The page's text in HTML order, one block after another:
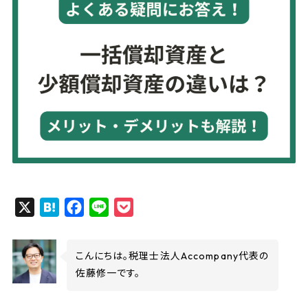
H
e
e
k
こんにちは。税理士法人Accompany代表の
佐藤修一です。